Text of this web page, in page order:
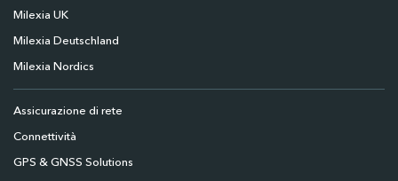
Milexia UK
Milexia Deutschland
Milexia Nordics
Assicurazione di rete
Connettività
GPS & GNSS Solutions